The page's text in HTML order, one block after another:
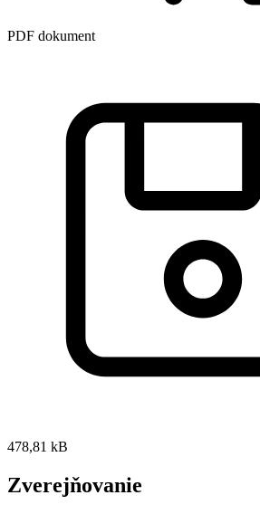
PDF dokument
478,81 kB
Zverejňovanie